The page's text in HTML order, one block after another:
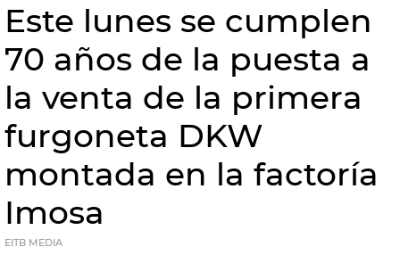
Este lunes se cumplen
70 años de la puesta a
la venta de la primera
furgoneta DKW
montada en la factoría
Imosa
EITB MEDIA